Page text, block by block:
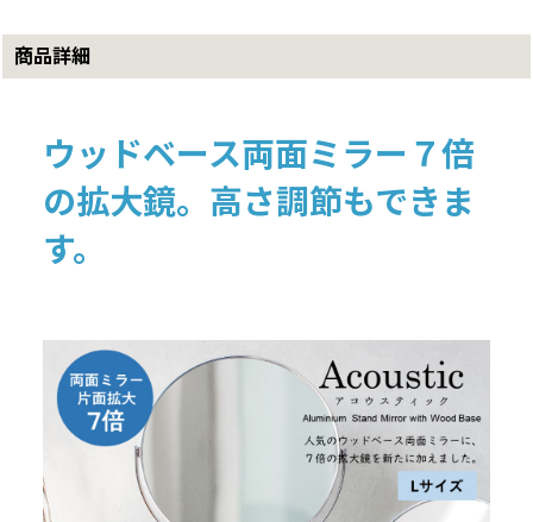
商品詳細
ウッドベース両面ミラー７倍
の拡大鏡。高さ調節もできま
す。